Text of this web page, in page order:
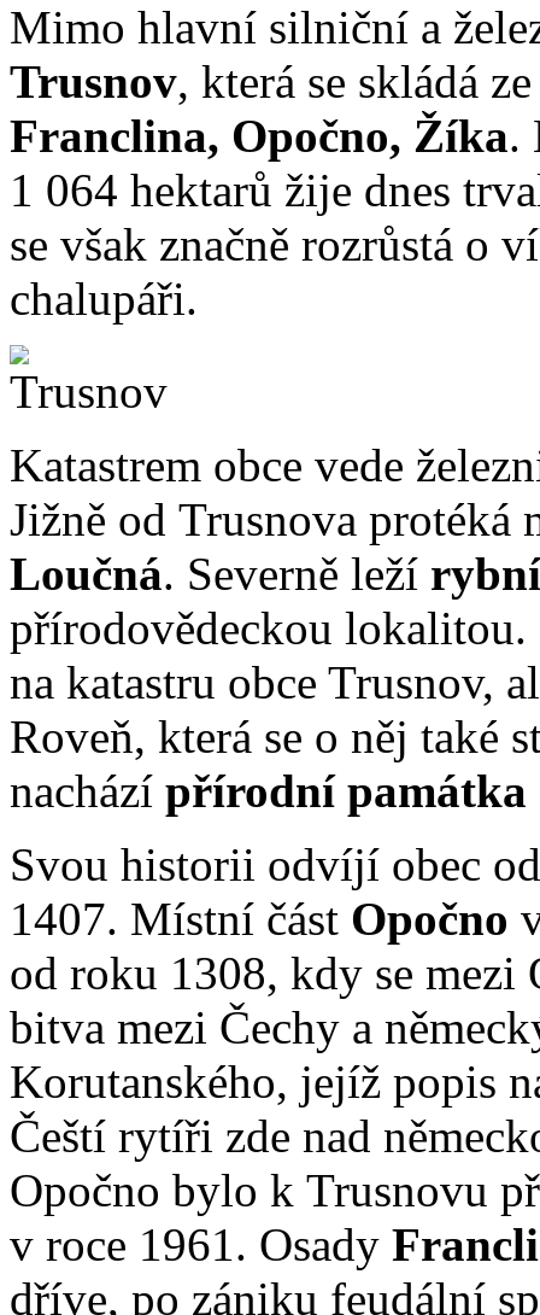
Mimo hlavní silniční a
Trusnov, která se skládá
Franclina, Opočno, Žíka.
1 064 hektarů žije dnes
se však značně rozrůstá o
chalupáři.
Katastrem obce vede
Jižně od Trusnova
Loučná. Severně leží
přírodovědeckou lokalitou.
na katastru obce Trusnov,
Roveň, která se o něj také
nachází přírodní památka
Svou historii odvíjí obec
1407. Místní část Opočno
od roku 1308, kdy se mezi
bitva mezi Čechy a
Korutanského, jejíž popis
Čeští rytíři zde nad
Opočno bylo k Trusnovu
v roce 1961. Osady
dříve, po zániku feudální